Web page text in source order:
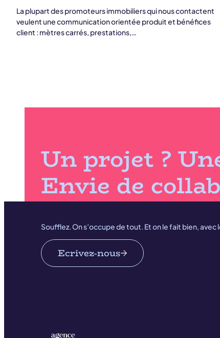
La plupart des promoteurs immobiliers qui nous contactent
veulent une communication orientée produit et bénéfices
client : mètres carrés, prestations,…
Un projet ?
Envie de
Soufflez. On s’occupe de tout. Et on le fait bien, avec
Ecrivez-nous